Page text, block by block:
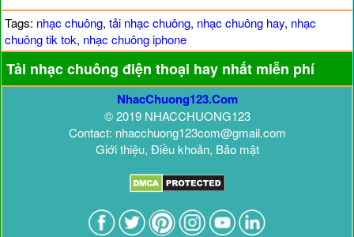
Tags: nhạc chuông, tải nhạc chuông, nhạc chuông hay, nhạc
chuông tik tok, nhạc chuông iphone
Tải nhạc chuông điện thoại hay nhất miễn phí
NhacChuong123.Com
© 2019 NHACCHUONG123
Contact: nhacchuong123com@gmail.com
Giới thiệu, Điều khoản, Bảo mật